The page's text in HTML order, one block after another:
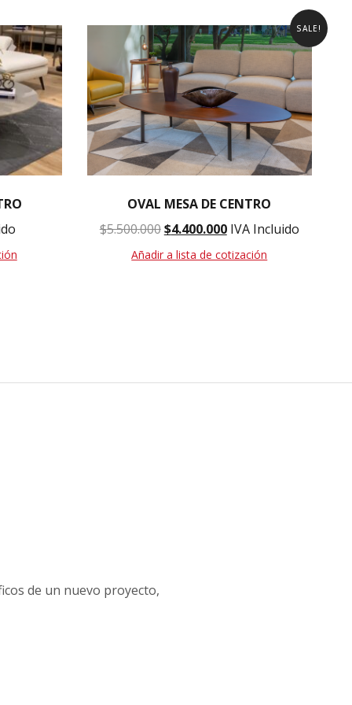
SALE!
OVAL MESA DE CENTRO
$5.500.000$4.400.000IVA Incluido
Añadir a lista de cotización
de un nuevo proyecto,